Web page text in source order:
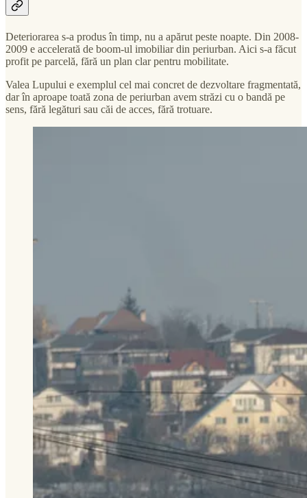
Deteriorarea s-a produs în timp, nu a apărut peste noapte. Din 2008-
2009 e accelerată de boom-ul imobiliar din periurban. Aici s-a făcut
profit pe parcelă, fără un plan clar pentru mobilitate.
Valea Lupului e exemplul cel mai concret de dezvoltare fragmentată,
dar în aproape toată zona de periurban avem străzi cu o bandă pe
sens, fără legături sau căi de acces, fără trotuare.